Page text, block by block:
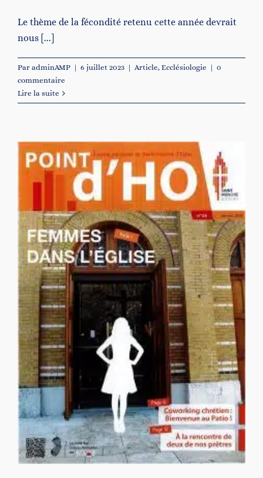
Le thème de la fécondité retenu cette année devrait
nous [...]
Par adminAMP | 6 juillet 2023 | Article, Ecclésiologie | 0
commentaire
Lire la suite